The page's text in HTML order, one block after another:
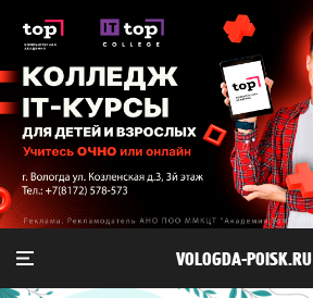
VOLOGDA-POISK.RU